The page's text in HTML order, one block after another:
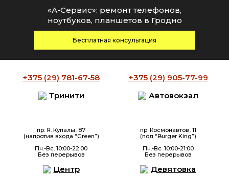
+375 (29) 781-67-58 +375 (29) 905-77-99
Тринити
пр. Я. Купалы, 87
(напротив входа “Green”)
Пн.-Вс. 10:00-22:00
Без перерывов
Автовокзал
пр. Космонавтов, 11
(под “Burger King”)
Пн.-Вс. 10:00-21:00
Без перерывов
Центр Девятовка
«А-Сервис»: ремонт телефонов,
ноутбуков, планшетов в Гродно
Бесплатная консультация